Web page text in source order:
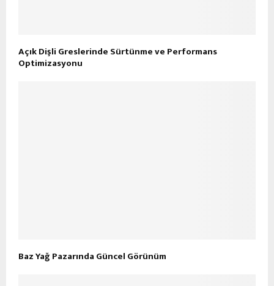
Açık Dişli Greslerinde Sürtünme ve Performans
Optimizasyonu
Baz Yağ Pazarında Güncel Görünüm